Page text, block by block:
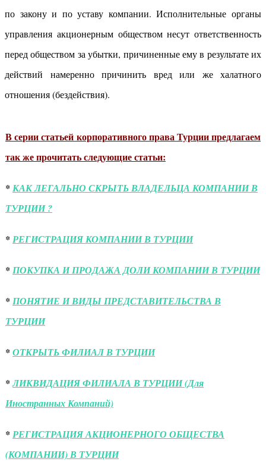
по закону и по уставу компании. Исполнительные органы
управления акционерным обществом несут ответственность
перед обществом за убытки, причиненные ему в результате их
действий намеренно причинить вред или же халатного
отношения (бездействия).
В серии статьей корпоративного права Турции предлагаем
так же прочитать следующие статьи:
*КАК ЛЕГАЛЬНО СКРЫТЬ ВЛАДЕЛЬЦА КОМПАНИИ В
ТУРЦИИ ?
*РЕГИСТРАЦИЯ КОМПАНИИ В ТУРЦИИ
*ПОКУПКА И ПРОДАЖА ДОЛИ КОМПАНИИ В ТУРЦИИ
*ПОНЯТИЕ И ВИДЫ ПРЕДСТАВИТЕЛЬСТВА В
ТУРЦИИ
*ОТКРЫТЬ ФИЛИАЛ В ТУРЦИИ
*ЛИКВИДАЦИЯ ФИЛИАЛА В ТУРЦИИ (Для
Иностранных Компаний)
*РЕГИСТРАЦИЯ АКЦИОНЕРНОГО ОБЩЕСТВА
(КОМПАНИИ) В ТУРЦИИ